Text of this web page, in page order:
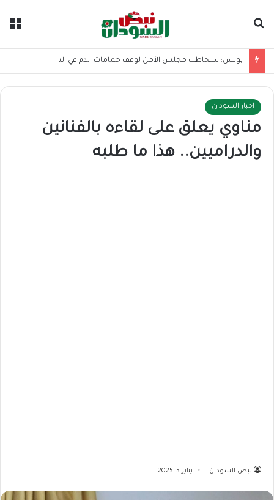
بولس: سنخاطب مجلس الأمن لوقف حمامات الدم في السودان
اخبار السودان
مناوي يعلق على لقاءه بالفنانين
والدراميين.. هذا ما طلبه
نبض السودان يناير 5, 2025